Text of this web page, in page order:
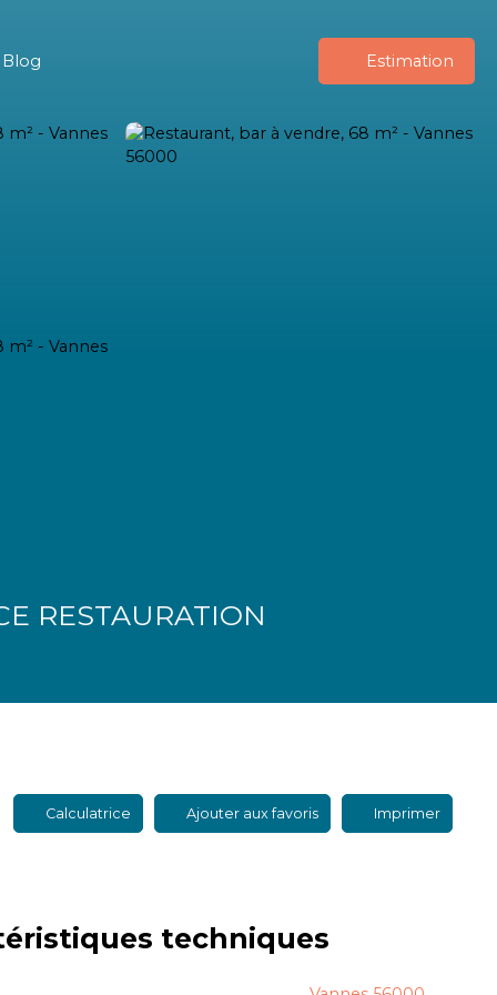
Blog Estimation
RESTAURATION
Calculatrice Ajouter aux favoris Imprimer
techniques